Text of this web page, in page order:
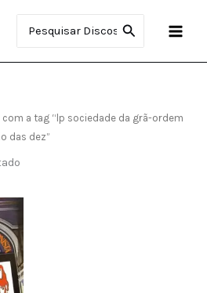
a tag “lp sociedade da grã-ordem
das dez”